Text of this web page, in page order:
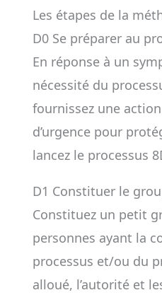
Les étapes de la
D0 Se préparer au
En réponse à un
nécessité du
fournissez une
d’urgence pour
lancez le processus
D1 Constituer le
Constituez un petit
personnes ayant la
processus et/ou du
alloué, l’autorité et